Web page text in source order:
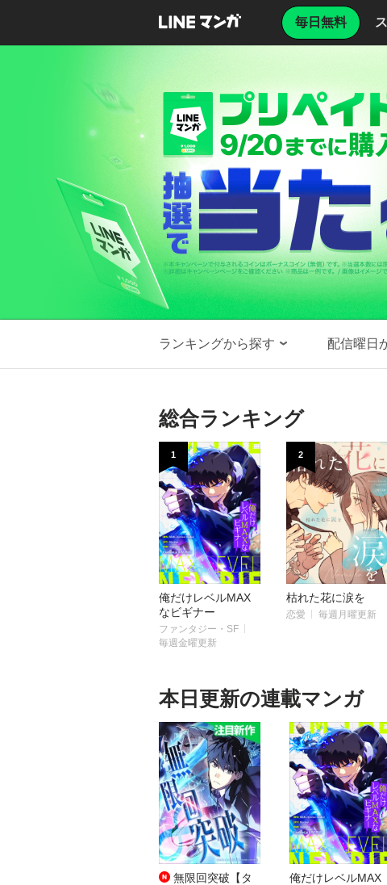
毎日無料
ランキングから探す 配信曜日
総合ランキング
1
俺だけレベルMAX
なビギナー
ファンタジー・SF
毎週金曜更新
2
枯れた花に涙を
恋愛 毎週月曜更新
本日更新の連載マンガ
無限回突破【タ
俺だけレベルMAX